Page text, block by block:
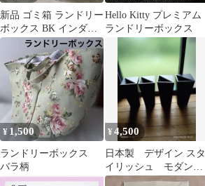
新品 ゴミ箱 ランドリー
ボックス BK インダス
トリアル インテリア 小
物 雑貨
Hello Kitty プレミアム
ランドリーボックス
¥ 1,500
ランドリーボックス
バラ柄
¥4,500
日本製 デザイン スタ
イリッシュ モダン
ごみ箱 4個セット ラン